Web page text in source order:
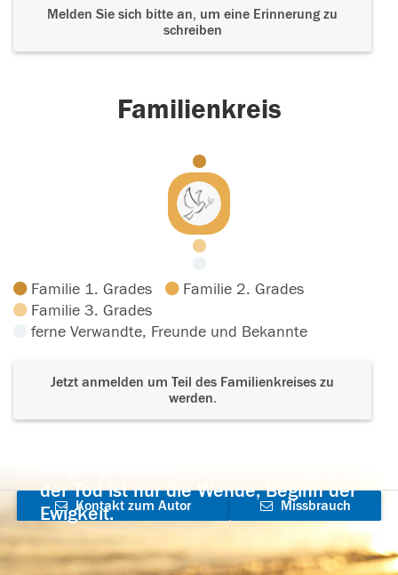
Melden Sie sich bitte an, um eine Erinnerung zu
schreiben
Familienkreis
Familie 1. Grades
Familie 2. Grades
Familie 3. Grades
ferne Verwandte, Freunde und Bekannte
Jetzt anmelden um Teil des Familienkreises zu
werden.
der Tod ist nur die Wende, Beginn der
Ewigkeit.
Kontakt zum Autor
aufnehmen
Missbrauch